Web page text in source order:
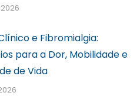
e Fibromialgia:
para a Dor, Mobilidade e
de Vida